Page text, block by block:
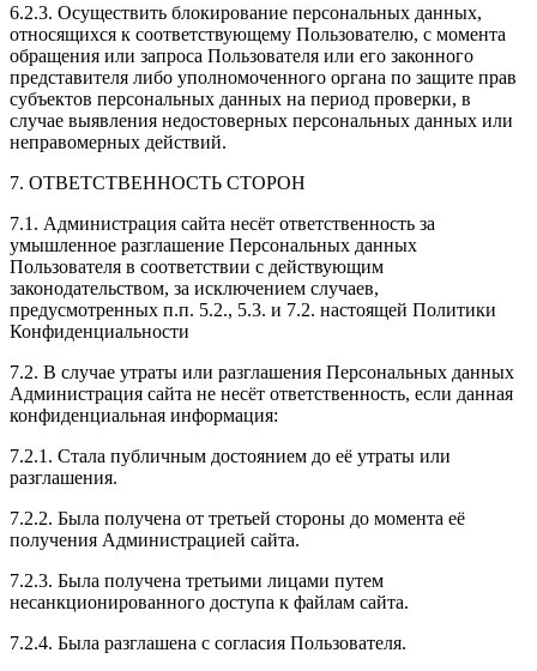
6.2.3. Осуществить блокирование персональных данных,
относящихся к соответствующему Пользователю, с момента
обращения или запроса Пользователя или его законного
представителя либо уполномоченного органа по защите прав
субъектов персональных данных на период проверки, в
случае выявления недостоверных персональных данных или
неправомерных действий.
7. ОТВЕТСТВЕННОСТЬ СТОРОН
7.1. Администрация сайта несёт ответственность за
умышленное разглашение Персональных данных
Пользователя в соответствии с действующим
законодательством, за исключением случаев,
предусмотренных п.п. 5.2., 5.3. и 7.2. настоящей Политики
Конфиденциальности
7.2. В случае утраты или разглашения Персональных данных
Администрация сайта не несёт ответственность, если данная
конфиденциальная информация:
7.2.1. Стала публичным достоянием до её утраты или
разглашения.
7.2.2. Была получена от третьей стороны до момента её
получения Администрацией сайта.
7.2.3. Была получена третьими лицами путем
несанкционированного доступа к файлам сайта.
7.2.4. Была разглашена с согласия Пользователя.